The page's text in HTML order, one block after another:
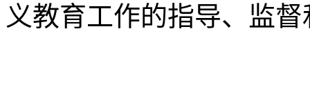
义教育工作的指导、监